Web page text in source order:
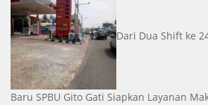
Dari Dua Shift ke
Baru SPBU Gito Gati Siapkan Layanan